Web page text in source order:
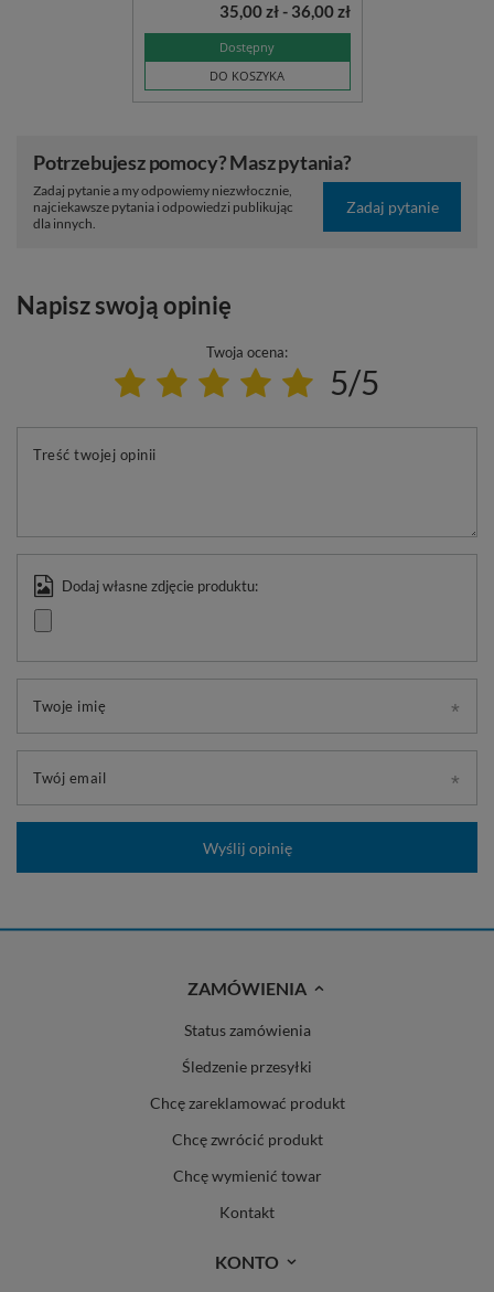
Dostępny
DO KOSZYKA
35,00 zł - 36,00 zł
Potrzebujesz pomocy? Masz pytania?
Zadaj pytanie a my odpowiemy niezwłocznie,
najciekawsze pytania i odpowiedzi publikując
dla innych.
Zadaj pytanie
Napisz swoją opinię
Twoja ocena:
5/5
Treść twojej opinii
Dodaj własne zdjęcie produktu:
Twoje imię
Twój email
Wyślij opinię
ZAMÓWIENIA
Status zamówienia
Śledzenie przesyłki
Chcę zareklamować produkt
Chcę zwrócić produkt
Chcę wymienić towar
Kontakt
KONTO